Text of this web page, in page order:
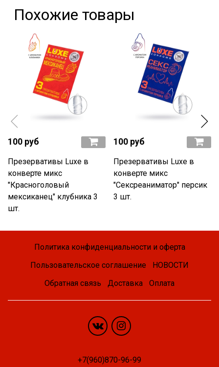
Похожие товары
100 руб
Презервативы Luxe в
конверте микс
"Красноголовый
мексиканец" клубника 3
шт.
100 руб
Презервативы Luxe в
конверте микс
"Сексреаниматор" персик
3 шт.
Политика конфиденциальности и оферта
Пользовательское соглашение
НОВОСТИ
Обратная связь
Доставка Оплата
+7(960)870-96-99